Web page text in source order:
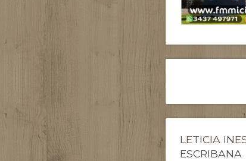
LETICIA
ESCRIBANA